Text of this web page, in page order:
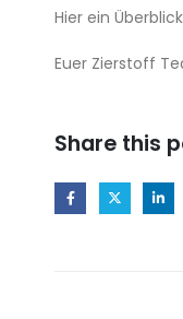
Hier ein
Euer Zierstoff
Share this